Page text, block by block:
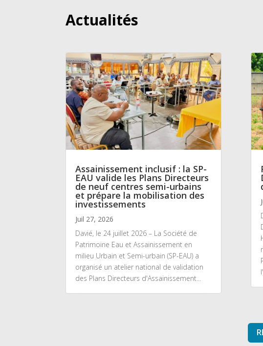
Actualités
Assainissement inclusif : la SP-
EAU valide les Plans Directeurs
de neuf centres semi-urbains
et prépare la mobilisation des
investissements
Juil 27, 2026
Davié, le 24 juillet 2026 – La Société de
Patrimoine Eau et Assainissement en
milieu Urbain et Semi-urbain (SP-EAU) a
organisé un atelier national de validation
des Plans Directeurs d'Assainissement...